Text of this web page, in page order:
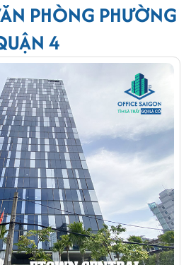
PHÒNG PHƯỜNG
4